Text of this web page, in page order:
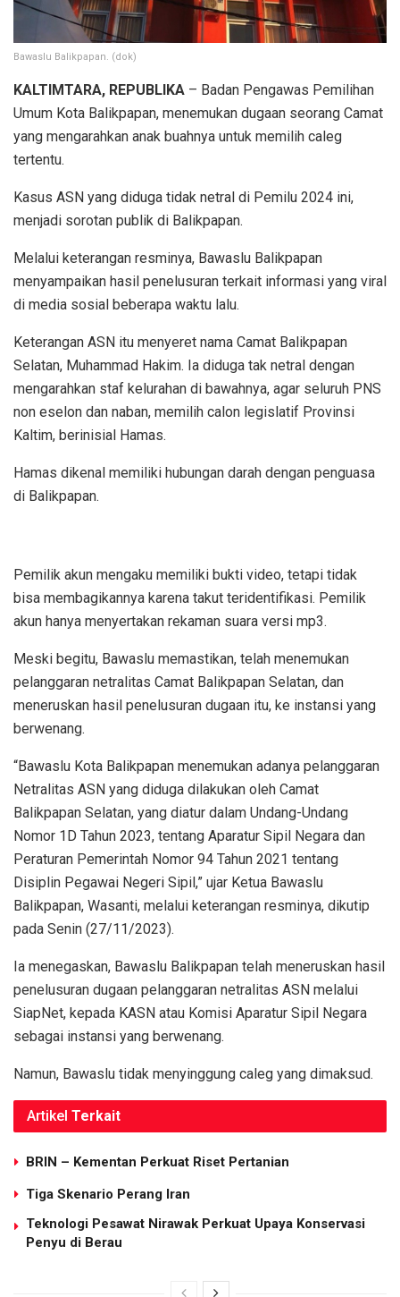
Bawaslu Balikpapan. (dok)
KALTIMTARA, REPUBLIKA – Badan Pengawas Pemilihan
Umum Kota Balikpapan, menemukan dugaan seorang Camat
yang mengarahkan anak buahnya untuk memilih caleg
tertentu.
Kasus ASN yang diduga tidak netral di Pemilu 2024 ini,
menjadi sorotan publik di Balikpapan.
Melalui keterangan resminya, Bawaslu Balikpapan
menyampaikan hasil penelusuran terkait informasi yang viral
di media sosial beberapa waktu lalu.
Keterangan ASN itu menyeret nama Camat Balikpapan
Selatan, Muhammad Hakim. Ia diduga tak netral dengan
mengarahkan staf kelurahan di bawahnya, agar seluruh PNS
non eselon dan naban, memilih calon legislatif Provinsi
Kaltim, berinisial Hamas.
Hamas dikenal memiliki hubungan darah dengan penguasa
di Balikpapan.
Pemilik akun mengaku memiliki bukti video, tetapi tidak
bisa membagikannya karena takut teridentifikasi. Pemilik
akun hanya menyertakan rekaman suara versi mp3.
Meski begitu, Bawaslu memastikan, telah menemukan
pelanggaran netralitas Camat Balikpapan Selatan, dan
meneruskan hasil penelusuran dugaan itu, ke instansi yang
berwenang.
“Bawaslu Kota Balikpapan menemukan adanya pelanggaran
Netralitas ASN yang diduga dilakukan oleh Camat
Balikpapan Selatan, yang diatur dalam Undang-Undang
Nomor 1D Tahun 2023, tentang Aparatur Sipil Negara dan
Peraturan Pemerintah Nomor 94 Tahun 2021 tentang
Disiplin Pegawai Negeri Sipil,” ujar Ketua Bawaslu
Balikpapan, Wasanti, melalui keterangan resminya, dikutip
pada Senin (27/11/2023).
Ia menegaskan, Bawaslu Balikpapan telah meneruskan hasil
penelusuran dugaan pelanggaran netralitas ASN melalui
SiapNet, kepada KASN atau Komisi Aparatur Sipil Negara
sebagai instansi yang berwenang.
Namun, Bawaslu tidak menyinggung caleg yang dimaksud.
Artikel Terkait
BRIN – Kementan Perkuat Riset Pertanian
Tiga Skenario Perang Iran
Teknologi Pesawat Nirawak Perkuat Upaya Konservasi
Penyu di Berau